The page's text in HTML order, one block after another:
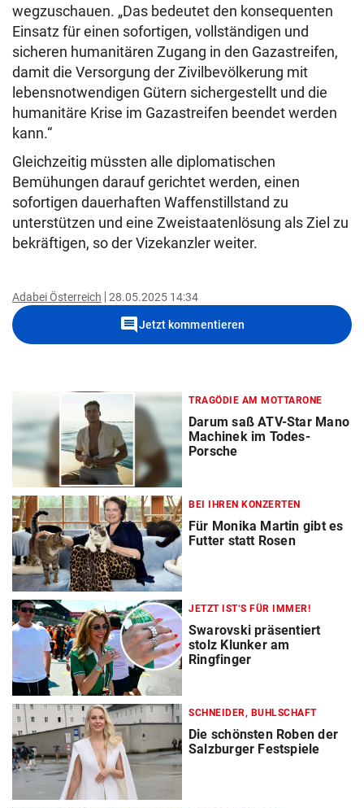
wegzuschauen. „Das bedeutet den konsequenten
Einsatz für einen sofortigen, vollständigen und
sicheren humanitären Zugang in den Gazastreifen,
damit die Versorgung der Zivilbevölkerung mit
lebensnotwendigen Gütern sichergestellt und die
humanitäre Krise im Gazastreifen beendet werden
kann.“
Gleichzeitig müssten alle diplomatischen
Bemühungen darauf gerichtet werden, einen
sofortigen dauerhaften Waffenstillstand zu
unterstützen und eine Zweistaatenlösung als Ziel zu
bekräftigen, so der Vizekanzler weiter.
Adabei Österreich 28.05.2025 14:34
commentJetzt kommentieren
TRAGÖDIE AM MOTTARONE
Darum saß ATV-Star Mano
Machinek im Todes-
Porsche
BEI IHREN KONZERTEN
Für Monika Martin gibt es
Futter statt Rosen
JETZT IST‘S FÜR IMMER!
Swarovski präsentiert
stolz Klunker am
Ringfinger
SCHNEIDER, BUHLSCHAFT
Die schönsten Roben der
Salzburger Festspiele